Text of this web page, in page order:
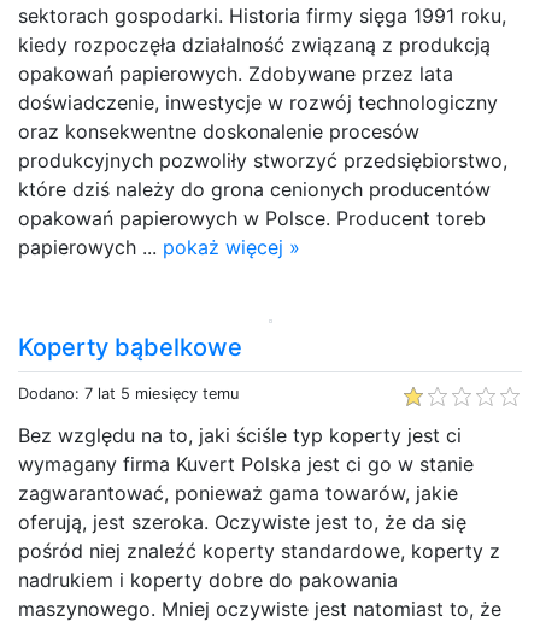
sektorach gospodarki. Historia firmy sięga 1991 roku,
kiedy rozpoczęła działalność związaną z produkcją
opakowań papierowych. Zdobywane przez lata
doświadczenie, inwestycje w rozwój technologiczny
oraz konsekwentne doskonalenie procesów
produkcyjnych pozwoliły stworzyć przedsiębiorstwo,
które dziś należy do grona cenionych producentów
opakowań papierowych w Polsce. Producent toreb
papierowych ... pokaż więcej »
Koperty bąbelkowe
Dodano: 7 lat 5 miesięcy temu
Bez względu na to, jaki ściśle typ koperty jest ci
wymagany firma Kuvert Polska jest ci go w stanie
zagwarantować, ponieważ gama towarów, jakie
oferują, jest szeroka. Oczywiste jest to, że da się
pośród niej znaleźć koperty standardowe, koperty z
nadrukiem i koperty dobre do pakowania
maszynowego. Mniej oczywiste jest natomiast to, że